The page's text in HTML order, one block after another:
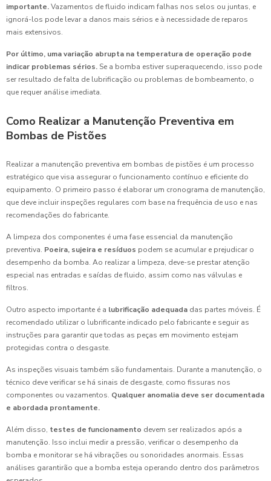
importante.Vazamentos de fluido indicam falhas nos selos ou juntas, e
ignorá-los pode levar a danos mais sérios e à necessidade de reparos
mais extensivos.
Por último, uma variação abrupta na temperatura de operação pode
indicar problemas sérios. Se a bomba estiver superaquecendo, isso pode
ser resultado de falta de lubrificação ou problemas de bombeamento, o
que requer análise imediata.
Como Realizar a Manutenção Preventiva em
Bombas de Pistões
Realizar a manutenção preventiva em bombas de pistões é um processo
estratégico que visa assegurar o funcionamento contínuo e eficiente do
equipamento. O primeiro passo é elaborar um cronograma de manutenção,
que deve incluir inspeções regulares com base na frequência de uso e nas
recomendações do fabricante.
A limpeza dos componentes é uma fase essencial da manutenção
preventiva. Poeira, sujeira e resíduos podem se acumular e prejudicar o
desempenho da bomba. Ao realizar a limpeza, deve-se prestar atenção
especial nas entradas e saídas de fluido, assim como nas válvulas e
filtros.
Outro aspecto importante é a lubrificação adequada das partes móveis. É
recomendado utilizar o lubrificante indicado pelo fabricante e seguir as
instruções para garantir que todas as peças em movimento estejam
protegidas contra o desgaste.
As inspeções visuais também são fundamentais. Durante a manutenção, o
técnico deve verificar se há sinais de desgaste, como fissuras nos
componentes ou vazamentos. Qualquer anomalia deve ser documentada
e abordada prontamente.
Além disso, testes de funcionamento devem ser realizados após a
manutenção. Isso inclui medir a pressão, verificar o desempenho da
bomba e monitorar se há vibrações ou sonoridades anormais. Essas
análises garantirão que a bomba esteja operando dentro dos parâmetros